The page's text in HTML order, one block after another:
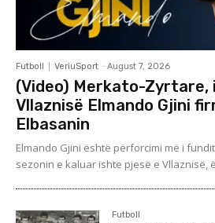
Futboll VeriuSport - August 7, 2026
(Video) Merkato-
Vllaznisë Elmando Gjini
Elbasanin
Elmando Gjini është përforcimi më i
sezonin e kaluar ishte pjesë e Vllaznisë,
Futboll